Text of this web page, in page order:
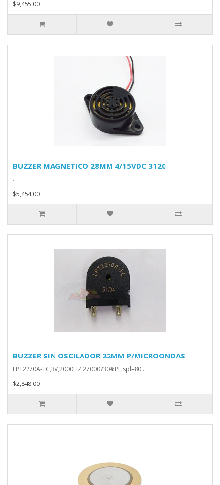
$9,455.00
BUZZER MAGNETICO 28MM 4/15VDC 3120
..
$5,454.00
BUZZER SIN OSCILADOR 22MM P/MICROONDAS
LPT2270A-TC,3V,2000HZ,27000?30%PF,spl=80..
$2,848.00